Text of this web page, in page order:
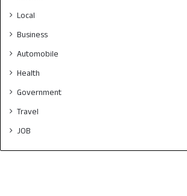
Local
Business
Automobile
Health
Government
Travel
JOB